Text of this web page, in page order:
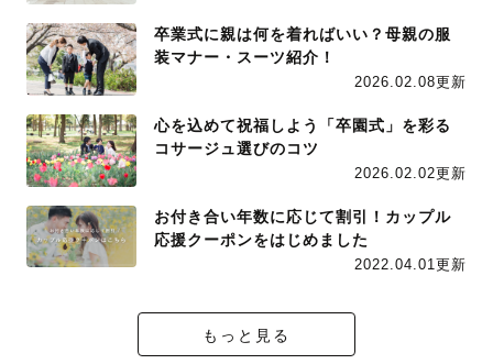
卒業式に親は何を着ればいい？母親の服
装マナー・スーツ紹介！
2026.02.08更新
心を込めて祝福しよう「卒園式」を彩る
コサージュ選びのコツ
2026.02.02更新
お付き合い年数に応じて割引！カップル
応援クーポンをはじめました
2022.04.01更新
もっと見る